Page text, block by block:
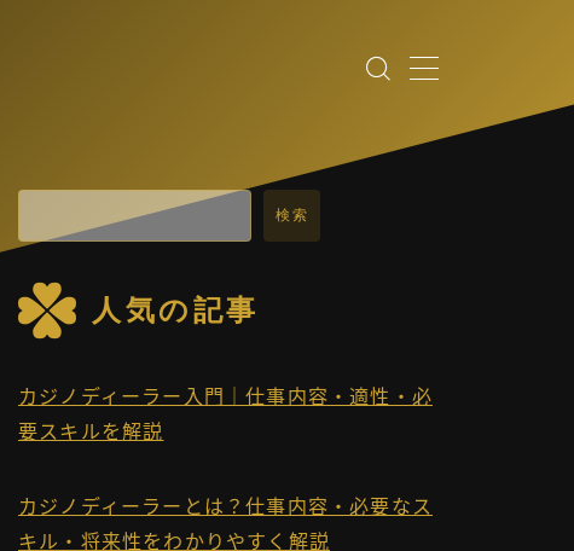
検索
人気の記事
カジノディーラー入門｜仕事内容・適性・必
要スキルを解説
カジノディーラーとは？仕事内容・必要なス
キル・将来性をわかりやすく解説